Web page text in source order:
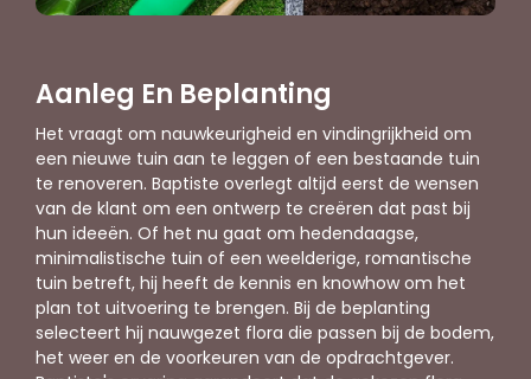
Aanleg En Beplanting
Het vraagt om nauwkeurigheid en vindingrijkheid om
een nieuwe tuin aan te leggen of een bestaande tuin
te renoveren. Baptiste overlegt altijd eerst de wensen
van de klant om een ontwerp te creëren dat past bij
hun ideeën. Of het nu gaat om hedendaagse,
minimalistische tuin of een weelderige, romantische
tuin betreft, hij heeft de kennis en knowhow om het
plan tot uitvoering te brengen. Bij de beplanting
selecteert hij nauwgezet flora die passen bij de bodem,
het weer en de voorkeuren van de opdrachtgever.